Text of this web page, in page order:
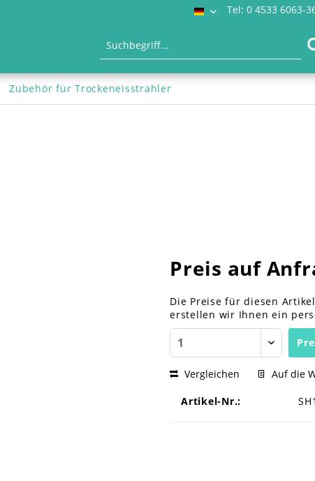
DE Tel: 0 4533 6063-
Zubehör für Trockeneisstrahler
Preis auf
Die Preise für diesen
erstellen wir Ihnen ein
Vergleichen Auf die
Artikel-Nr.: